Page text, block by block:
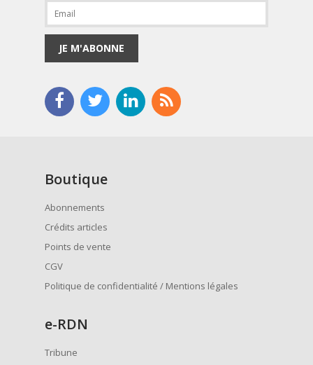
JE M'ABONNE
Boutique
Abonnements
Crédits articles
Points de vente
CGV
Politique de confidentialité / Mentions légales
e-RDN
Tribune